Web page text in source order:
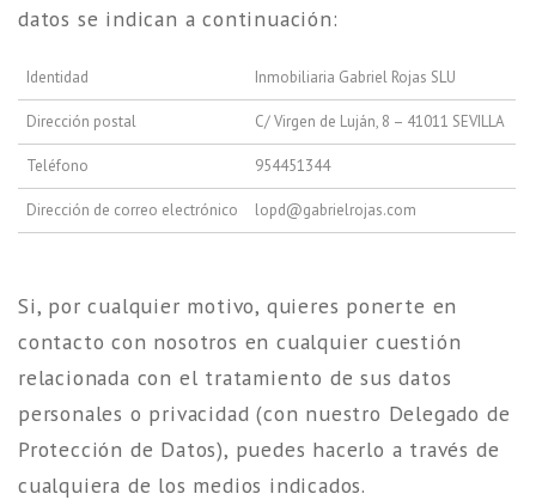
datos se indican a continuación:
Identidad Inmobiliaria Gabriel Rojas SLU
Dirección postal C/ Virgen de Luján, 8 – 41011 SEVILLA
Teléfono 954451344
Dirección de correo electrónico moc.s
ajorl
eirba
g@dpo
l
Si, por cualquier motivo, quieres ponerte en
contacto con nosotros en cualquier cuestión
relacionada con el tratamiento de sus datos
personales o privacidad (con nuestro Delegado de
Protección de Datos), puedes hacerlo a través de
cualquiera de los medios indicados.